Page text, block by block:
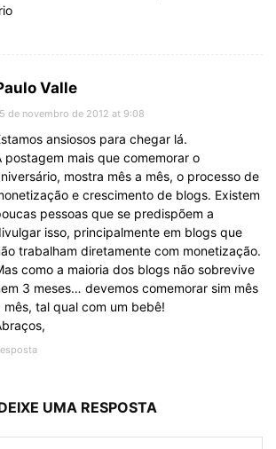
Valle
de novembro de 2012 at 9:08
ansiosos para chegar lá.
postagem mais que comemorar o
mostra mês a mês, o processo de
e crescimento de blogs. Existem
pessoas que se predispõem a
isso, principalmente em blogs que
trabalham diretamente com monetização.
como a maioria dos blogs não sobrevive
3 meses… devemos comemorar sim mês
mês, tal qual com um bebê!
UMA RESPOSTA